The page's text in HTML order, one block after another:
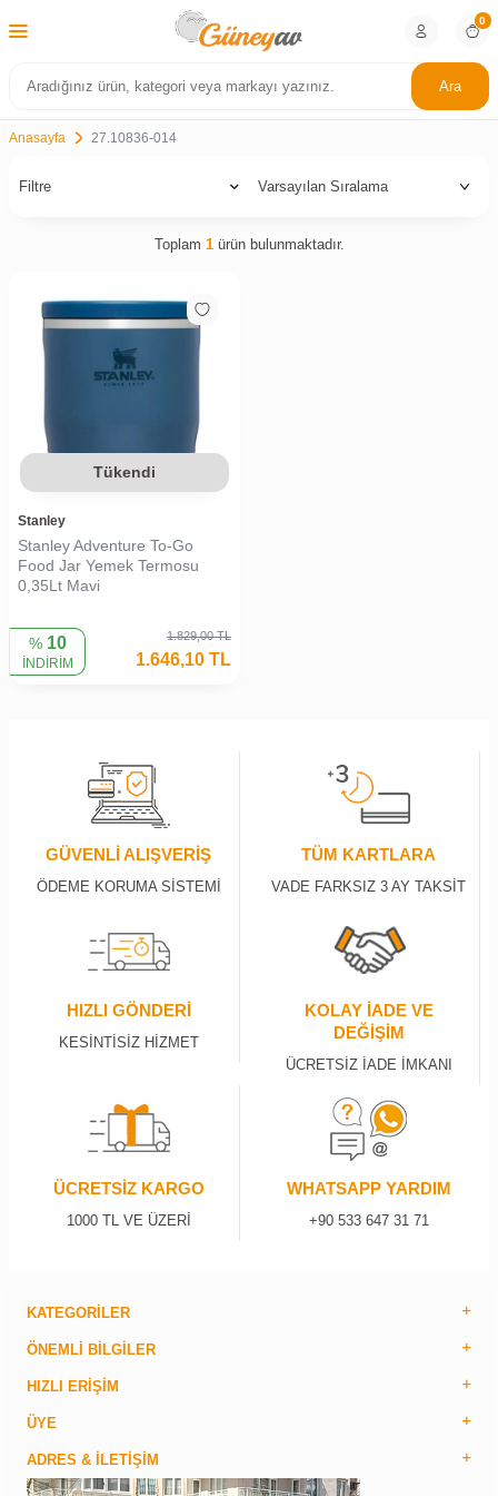
Ara
0
Anasayfa 27.10836-014
Filtre
Toplam 1ürün bulunmaktadır.
Tükendi
Stanley
Stanley Adventure To-Go
Food Jar Yemek Termosu
0,35Lt Mavi
% 10
İNDİRİM
1.829,00TL
1.646,10TL
GÜVENLİ ALIŞVERİŞ
ÖDEME KORUMA SİSTEMİ
TÜM KARTLARA
VADE FARKSIZ 3 AY TAKSİT
HIZLI GÖNDERİ
KESİNTİSİZ HİZMET
KOLAY İADE VE
DEĞİŞİM
ÜCRETSİZ İADE İMKANI
ÜCRETSİZ KARGO
1000 TL VE ÜZERİ
WHATSAPP YARDIM
+90 533 647 31 71
KATEGORILER
ÖNEMLI BILGILER
HIZLI ERIŞIM
ÜYE
ADRES & İLETIŞIM